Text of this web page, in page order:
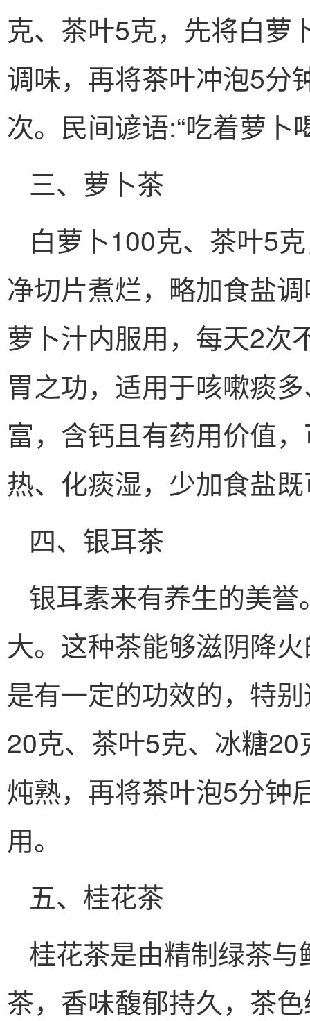
克、茶叶5克，先将白萝
调味，再将茶叶冲泡5分
次。民间谚语:“吃着萝卜
三、萝卜茶
白萝卜100克、茶叶5
净切片煮烂，略加食盐
萝卜汁内服用，每天2次
胃之功，适用于咳嗽痰
富，含钙且有药用价值
热、化痰湿，少加食盐
四、银耳茶
银耳素来有养生的美
大。这种茶能够滋阴降
是有一定的功效的，特
20克、茶叶5克、冰糖
炖熟，再将茶叶泡5分钟
用。
五、桂花茶
桂花茶是由精制绿茶
茶，香味馥郁持久，茶